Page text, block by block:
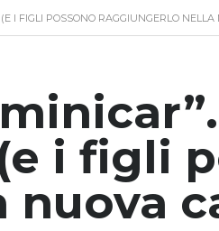
I FIGLI POSSONO RAGGIUNGERLO
i figli